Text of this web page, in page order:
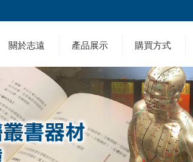
關於志遠 產品展示 購買方式